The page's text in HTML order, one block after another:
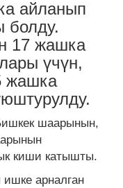
айланып
болду.
17 жашка
үчүн,
жашка
шаарынын,
киши катышты.
арналган